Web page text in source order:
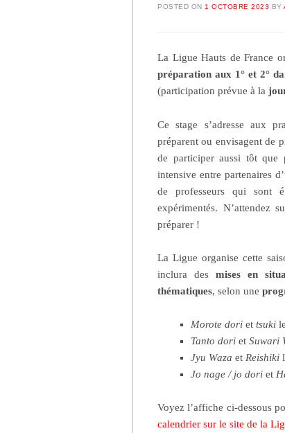
POSTED ON 1 OCTOBRE 2023 BY
La Ligue Hauts de France
préparation aux 1° et 2°
(participation prévue à la
Ce stage s’adresse aux
préparent ou envisagent de
de participer aussi tôt que
intensive entre partenaires
de professeurs qui sont
expérimentés. N’attendez
préparer !
La Ligue organise cette
inclura des mises en
thématiques, selon une
Morote dori ettsuki
Tanto dorietSuwari
Jyu Waza et Reishiki
Jo nage / jo dori et
Voyez l’affiche ci-dessous
calendrier sur le site de la